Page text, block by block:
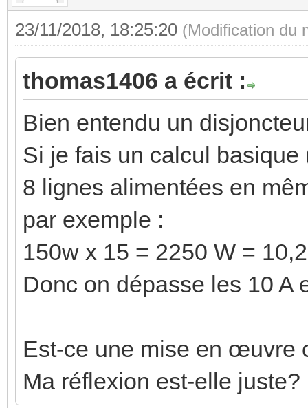
23/11/2018, 18:25:20 (Modification du
thomas1406 a écrit :
Bien entendu un
Si je fais un calcul
8 lignes alimentées en
par exemple :
150w x 15 = 2250 W =
Donc on dépasse les 10 A
Est-ce une mise en œuvre
Ma réflexion est-elle juste?